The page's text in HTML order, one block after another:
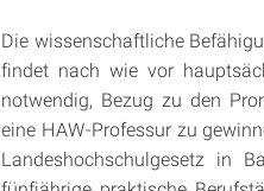
Die wissenschaftliche
findet nach wie vor
notwendig, Bezug zu den
eine HAW-Professur zu
Landeshochschulgesetz in